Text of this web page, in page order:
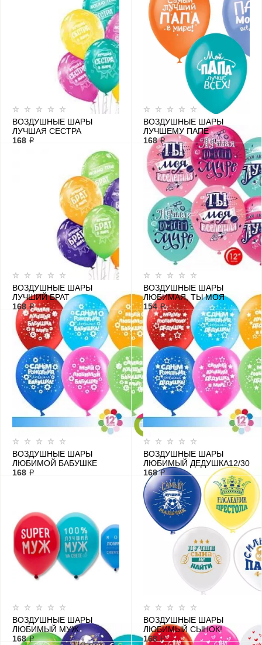
ВОЗДУШНЫЕ ШАРЫ
ЛУЧШАЯ СЕСТРА
168 ₽
ВОЗДУШНЫЕ ШАРЫ
ЛУЧШЕМУ ПАПЕ
168 ₽
ВОЗДУШНЫЕ ШАРЫ
ЛУЧШИЙ БРАТ
168 ₽
ВОЗДУШНЫЕ ШАРЫ
ЛЮБИМАЯ, ТЫ МОЯ
ВСЕЛЕННАЯ!
154 ₽
ВОЗДУШНЫЕ ШАРЫ
ЛЮБИМОЙ БАБУШКЕ
12/30 СМ
168 ₽
ВОЗДУШНЫЕ ШАРЫ
ЛЮБИМЫЙ ДЕДУШКА12/30
СМ
168 ₽
ВОЗДУШНЫЕ ШАРЫ
ЛЮБИМЫЙ МУЖ
168 ₽
ВОЗДУШНЫЕ ШАРЫ
ЛЮБИМЫЙ СЫНОК!
168 ₽